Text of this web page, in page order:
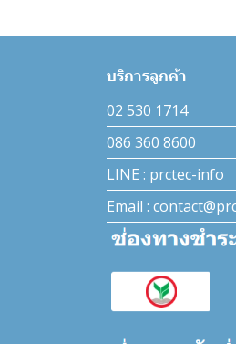
บริการลูกค้า
02 530 1714
086 360 8600
LINE : prctec-info
Email :